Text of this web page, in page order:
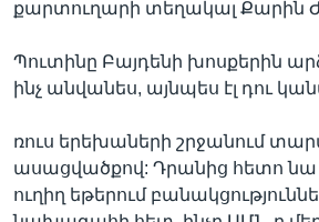
քարտուղարի տեղակալ Քարին
Պուտինը Բայդենի խոսքերին
ինչ անվանես, այնպես էլ դու
ռուս երեխաների շրջանում
ասացվածքով: Դրանից հետո նա
ուղիղ եթերում